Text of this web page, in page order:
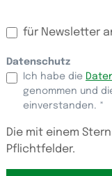
für Newsletter
Datenschutz
Ich habe die
genommen und
einverstanden. *
Die mit einem
Pflichtfelder.